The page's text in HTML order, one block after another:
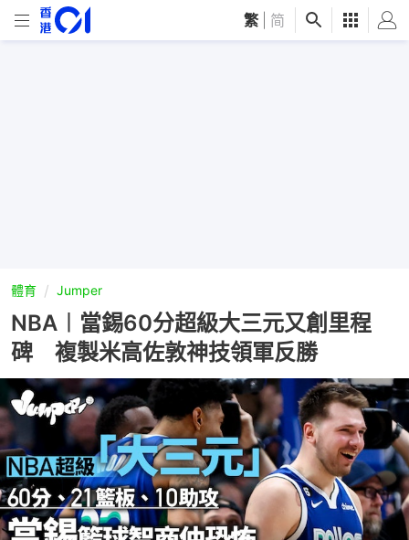
繁 简
體育 Jumper
NBA︱當錫60分超級大三元又創里程
碑 複製米高佐敦神技領軍反勝